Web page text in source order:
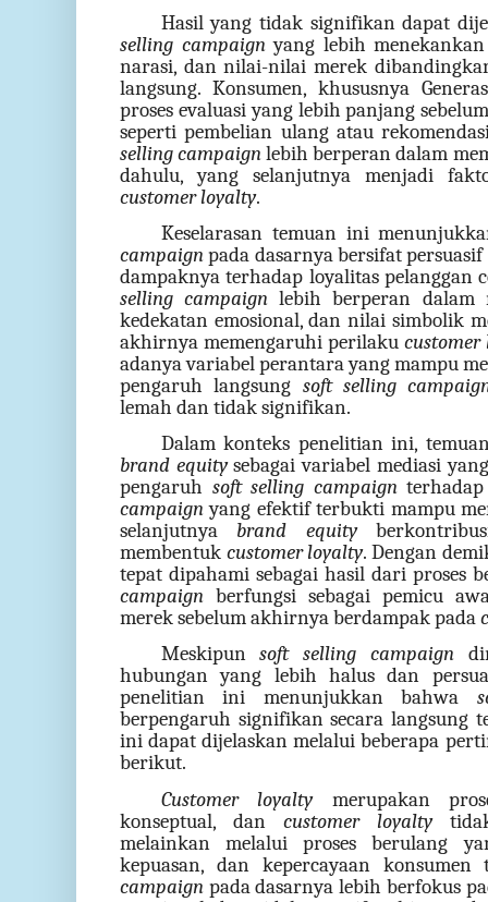
Hasil yang tidak signifikan dapat
selling campaignyang lebih menekankan
narasi, dan nilai-nilai merek
langsung. Konsumen, khususnya
proses evaluasi yang lebih panjang
seperti pembelian ulang atau
selling campaignlebih berperan dalam
dahulu, yang selanjutnya menjadi
customer loyalty.
Keselarasan temuan ini
campaignpada dasarnya bersifat
dampaknya terhadap loyalitas pelanggan
selling campaign lebih berperan dalam
kedekatan emosional, dan nilai simbolik
akhirnya memengaruhi perilakucustomer
adanya variabel perantara yang mampu
pengaruh langsung soft selling
lemah dan tidak signifikan.
Dalam konteks penelitian ini,
brand equitysebagai variabel mediasi
pengaruh soft selling campaign
campaignyang efektif terbukti mampu
selanjutnya brand equity
membentuk customer loyalty. Dengan
tepat dipahami sebagai hasil dari proses
campaign berfungsi sebagai pemicu
merek sebelum akhirnya berdampak pada
Meskipunsoft selling campaign
hubungan yang lebih halus dan
penelitian ini menunjukkan bahwa
berpengaruh signifikan secara langsung
ini dapat dijelaskan melalui beberapa
berikut.
Customer loyaltymerupakan
konseptual, dan customer loyaltytidak
melainkan melalui proses berulang
kepuasan, dan kepercayaan
campaign pada dasarnya lebih berfokus